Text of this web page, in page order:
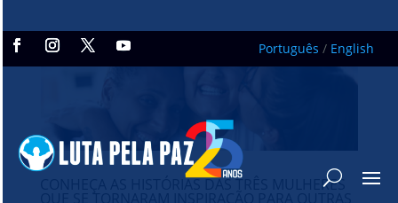
Português / English
CONHEÇA AS HISTÓRIAS DAS TRÊS MULHERES